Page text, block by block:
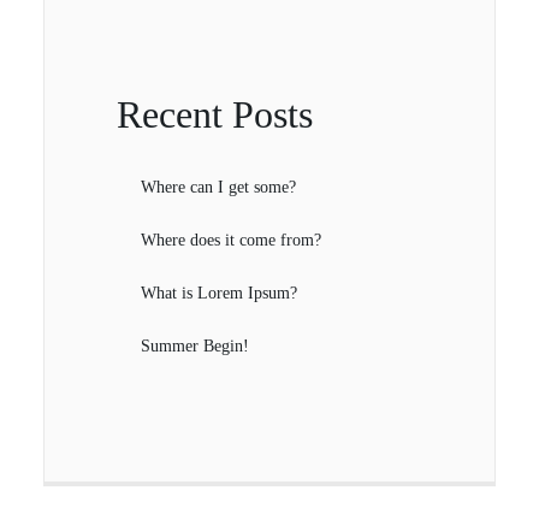
Recent Posts
Where can I get some?
Where does it come from?
What is Lorem Ipsum?
Summer Begin!